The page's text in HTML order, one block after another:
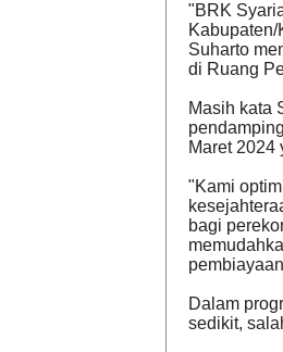
"BRK
Suharto
di Ruang
Masih kata
Maret 2024
"Kami
bagi
Dalam
sedikit,